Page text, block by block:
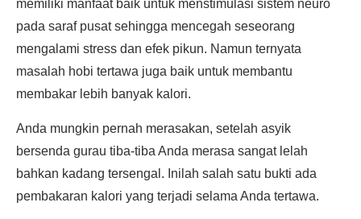
memiliki manfaat baik untuk menstimulasi sistem neuro
pada saraf pusat sehingga mencegah seseorang
mengalami stress dan efek pikun. Namun ternyata
masalah hobi tertawa juga baik untuk membantu
membakar lebih banyak kalori.
Anda mungkin pernah merasakan, setelah asyik
bersenda gurau tiba-tiba Anda merasa sangat lelah
bahkan kadang tersengal. Inilah salah satu bukti ada
pembakaran kalori yang terjadi selama Anda tertawa.